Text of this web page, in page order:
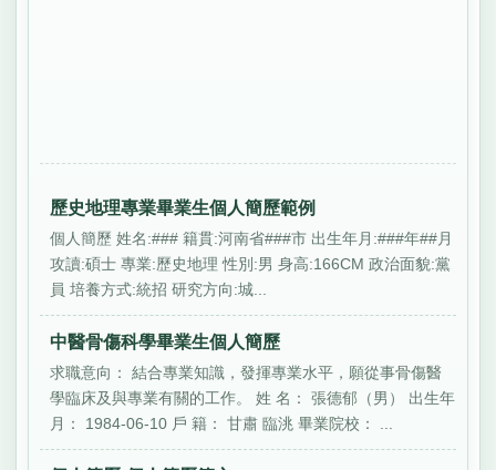
歷史地理專業畢業生個人簡歷範例
個人簡歷 姓名:### 籍貫:河南省###市 出生年月:###年##月
攻讀:碩士 專業:歷史地理 性別:男 身高:166CM 政治面貌:黨
員 培養方式:統招 研究方向:城...
中醫骨傷科學畢業生個人簡歷
求職意向： 結合專業知識，發揮專業水平，願從事骨傷醫
學臨床及與專業有關的工作。 姓 名： 張德郁（男） 出生年
月： 1984-06-10 戶 籍： 甘肅 臨洮 畢業院校： ...